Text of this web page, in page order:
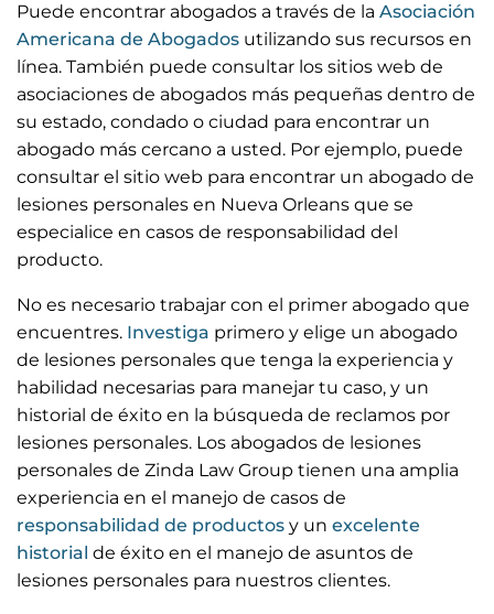
Puede encontrar abogados a través de la Asociación
Americana de Abogados utilizando sus recursos en
línea. También puede consultar los sitios web de
asociaciones de abogados más pequeñas dentro de
su estado, condado o ciudad para encontrar un
abogado más cercano a usted. Por ejemplo, puede
consultar el sitio web para encontrar un abogado de
lesiones personales en Nueva Orleans que se
especialice en casos de responsabilidad del
producto.
No es necesario trabajar con el primer abogado que
encuentres. Investiga primero y elige un abogado
de lesiones personales que tenga la experiencia y
habilidad necesarias para manejar tu caso, y un
historial de éxito en la búsqueda de reclamos por
lesiones personales. Los abogados de lesiones
personales de Zinda Law Group tienen una amplia
experiencia en el manejo de casos de
responsabilidad de productos y un excelente
historial de éxito en el manejo de asuntos de
lesiones personales para nuestros clientes.